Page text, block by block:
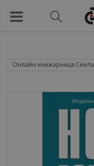
Онлайн книжарница Сиела